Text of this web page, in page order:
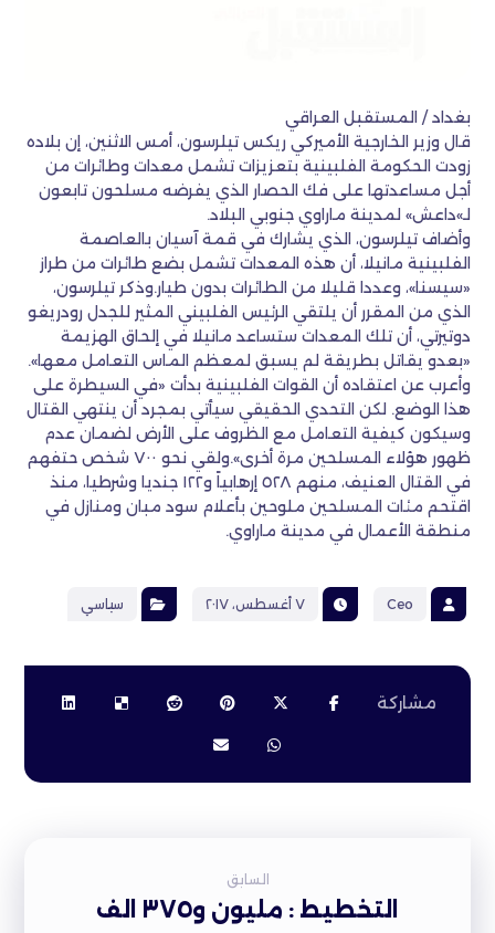
بغداد / المستقبل العراقي
قال وزير الخارجية الأميركي ريكس تيلرسون، أمس الاثنين، إن بلاده
زودت الحكومة الفلبينية بتعزيزات تشمل معدات وطائرات من
أجل مساعدتها على فك الحصار الذي يفرضه مسلحون تابعون
لـ»داعش» لمدينة ماراوي جنوبي البلاد.
وأضاف تيلرسون، الذي يشارك في قمة آسيان بالعاصمة
الفلبينية مانيلا، أن هذه المعدات تشمل بضع طائرات من طراز
«سيسنا»، وعددا قليلا من الطائرات بدون طيار.وذكر تيلرسون،
الذي من المقرر أن يلتقي الرئيس الفلبيني المثير للجدل رودريغو
دوتيرتي، أن تلك المعدات ستساعد مانيلا في إلحاق الهزيمة
«بعدو يقاتل بطريقة لم يسبق لمعظم الماس التعامل معها».
وأعرب عن اعتقاده أن القوات الفلبينية بدأت «في السيطرة على
هذا الوضع. لكن التحدي الحقيقي سيأتي بمجرد أن ينتهي القتال
وسيكون كيفية التعامل مع الظروف على الأرض لضمان عدم
ظهور هؤلاء المسلحين مرة أخرى».ولقي نحو ٧٠٠ شخص حتفهم
في القتال العنيف، منهم ٥٢٨ إرهابياً و١٢٢ جنديا وشرطيا، منذ
اقتحم مئات المسلحين ملوحين بأعلام سود مبان ومنازل في
منطقة الأعمال في مدينة ماراوي.
Ceo ٧ أغسطس، ٢٠١٧ سياسي
السابق
التخطيط : مليون و٣٧٥ الف